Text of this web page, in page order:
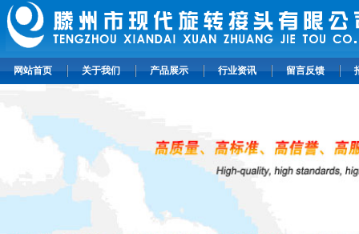
网站首页 关于我们 产品展示 行业资讯 留言反馈